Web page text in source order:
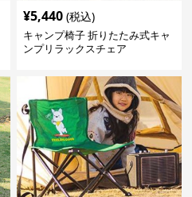
¥5,440 (税込)
キャンプ椅子 折りたたみ式キャ
ンプリラックスチェア